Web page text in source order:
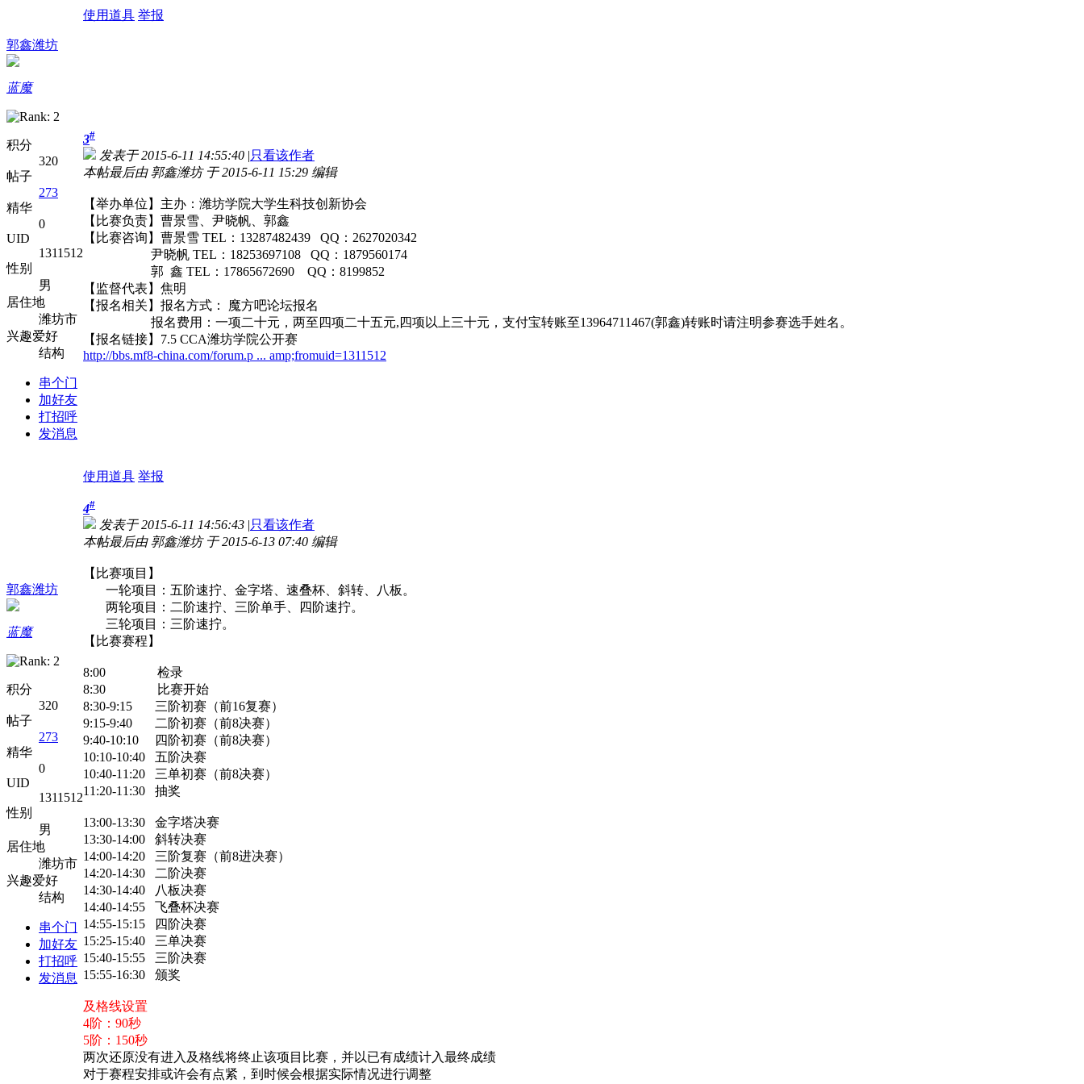
使用道具 举报
郭鑫潍坊
蓝魔
积分
320
帖子
273
精华
0
UID
1311512
性别
男
居住地
潍坊市
兴趣爱好
结构
串个门
加好友
打招呼
发消息
3#
发表于 2015-6-11 14:55:40 |只看该作者
本帖最后由 郭鑫潍坊 于 2015-6-11 15:29 编辑
【举办单位】主办：潍坊学院大学生科技创新协会
【比赛负责】曹景雪、尹晓帆、郭鑫
【比赛咨询】曹景雪 TEL：13287482439 QQ：2627020342
尹晓帆 TEL：18253697108 QQ：1879560174
郭 鑫 TEL：17865672690 QQ：8199852
【监督代表】焦明
【报名相关】报名方式： 魔方吧论坛报名
报名费用：一项二十元，两至四项二十五元,四项以上三十元，支付宝转账至13964711467(郭鑫)转账时请注明参赛选手姓名。
【报名链接】7.5 CCA潍坊学院公开赛
http://bbs.mf8-china.com/forum.p ... amp;fromuid=1311512
使用道具 举报
郭鑫潍坊
蓝魔
积分
320
帖子
273
精华
0
UID
1311512
性别
男
居住地
潍坊市
兴趣爱好
结构
串个门
加好友
打招呼
发消息
4#
发表于 2015-6-11 14:56:43 |只看该作者
本帖最后由 郭鑫潍坊 于 2015-6-13 07:40 编辑
【比赛项目】
一轮项目：五阶速拧、金字塔、速叠杯、斜转、八板。
两轮项目：二阶速拧、三阶单手、四阶速拧。
三轮项目：三阶速拧。
【比赛赛程】
8:00 检录
8:30 比赛开始
8:30-9:15 三阶初赛（前16复赛）
9:15-9:40 二阶初赛（前8决赛）
9:40-10:10 四阶初赛（前8决赛）
10:10-10:40 五阶决赛
10:40-11:20 三单初赛（前8决赛）
11:20-11:30 抽奖
13:00-13:30 金字塔决赛
13:30-14:00 斜转决赛
14:00-14:20 三阶复赛（前8进决赛）
14:20-14:30 二阶决赛
14:30-14:40 八板决赛
14:40-14:55 飞叠杯决赛
14:55-15:15 四阶决赛
15:25-15:40 三单决赛
15:40-15:55 三阶决赛
15:55-16:30 颁奖
及格线设置
4阶：90秒
5阶：150秒
两次还原没有进入及格线将终止该项目比赛，并以已有成绩计入最终成绩
对于赛程安排或许会有点紧，到时候会根据实际情况进行调整